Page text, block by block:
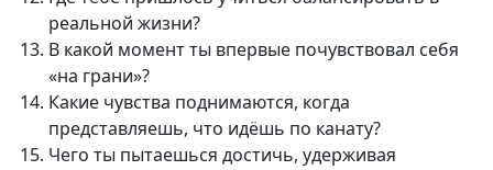
реальной жизни?
В какой момент ты впервые почувствовал себя
«на грани»?
Какие чувства поднимаются, когда
представляешь, что идёшь по канату?
Чего ты пытаешься достичь, удерживая